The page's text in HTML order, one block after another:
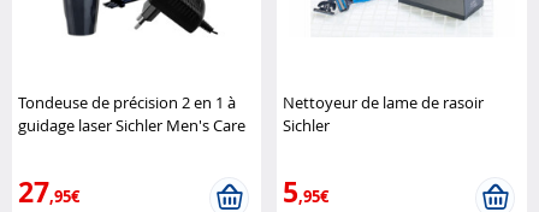
Tondeuse de précision 2 en 1 à
guidage laser Sichler Men's Care
27,95€
Nettoyeur de lame de rasoir
Sichler
5,95€